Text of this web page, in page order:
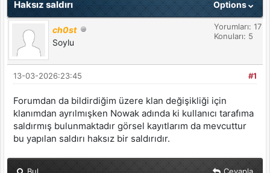
Options
Haksız saldırı
ch0st
Soylu
Yorumları: 17
Konuları: 5
#1
13-03-2026:23:45
Forumdan da bildirdiğim üzere klan değişikliği için
klanımdan ayrılmışken Nowak adında ki kullanıcı tarafıma
saldırmış bulunmaktadır görsel kayıtlarım da mevcuttur
bu yapılan saldırı haksız bir saldırıdır.